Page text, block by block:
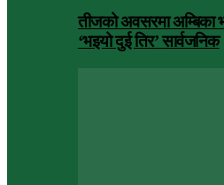
तीजको अवसरमा अम्बिका
‘भइयो दुई तिर’ सार्वजनिक